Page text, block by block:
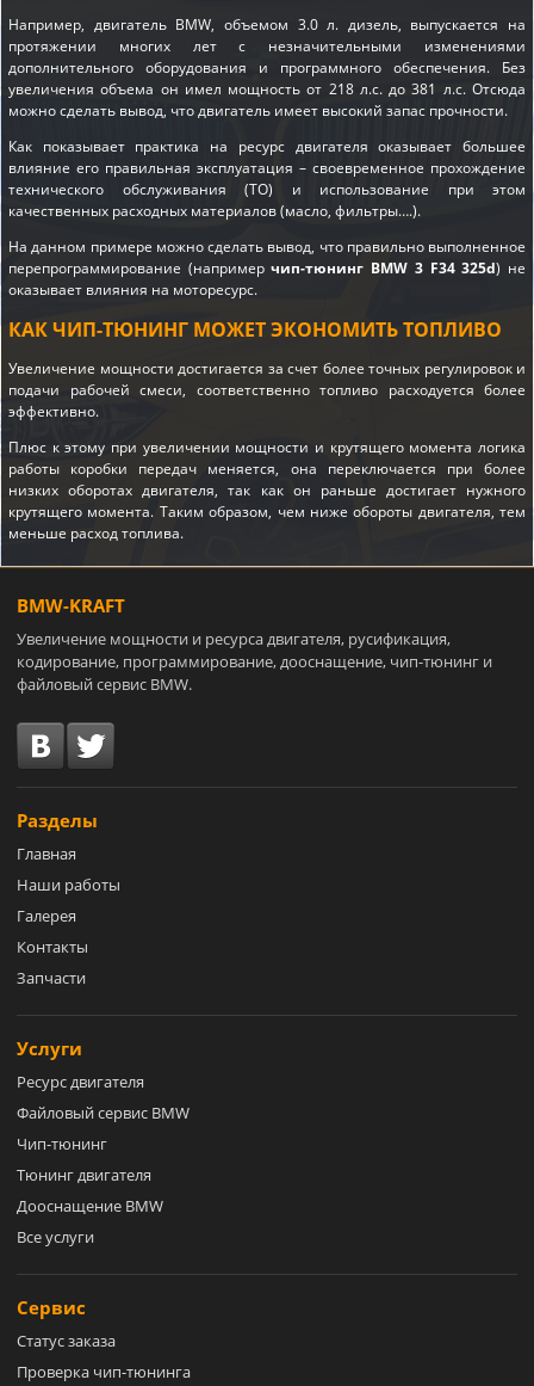
Например, двигатель BMW, объемом 3.0 л. дизель, выпускается на
протяжении многих лет с незначительными изменениями
дополнительного оборудования и программного обеспечения. Без
увеличения объема он имел мощность от 218 л.с. до 381 л.с. Отсюда
можно сделать вывод, что двигатель имеет высокий запас прочности.
Как показывает практика на ресурс двигателя оказывает большее
влияние его правильная эксплуатация – своевременное прохождение
технического обслуживания (ТО) и использование при этом
качественных расходных материалов (масло, фильтры….).
На данном примере можно сделать вывод, что правильно выполненное
перепрограммирование (напримерчип-тюнинг BMW 3 F34 325d) не
оказывает влияния на моторесурс.
КАК ЧИП-ТЮНИНГ МОЖЕТ ЭКОНОМИТЬ ТОПЛИВО
Увеличение мощности достигается за счет более точных регулировок и
подачи рабочей смеси, соответственно топливо расходуется более
эффективно.
Плюс к этому при увеличении мощности и крутящего момента логика
работы коробки передач меняется, она переключается при более
низких оборотах двигателя, так как он раньше достигает нужного
крутящего момента. Таким образом, чем ниже обороты двигателя, тем
меньше расход топлива.
BMW-KRAFT
Увеличение мощности и ресурса двигателя, русификация,
кодирование, программирование, дооснащение, чип-тюнинг и
файловый сервис BMW.
Разделы
Главная
Наши работы
Галерея
Контакты
Запчасти
Услуги
Ресурс двигателя
Файловый сервис BMW
Чип-тюнинг
Тюнинг двигателя
Дооснащение BMW
Все услуги
Сервис
Статус заказа
Проверка чип-тюнинга